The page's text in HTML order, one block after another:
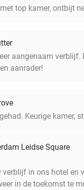
top kamer, ontbijt
aangenaam
aanrader!
Keurige kamer,
Leidse Square
in ons hotel en
in de toekomst te